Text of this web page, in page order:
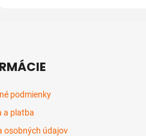
podmienky
a platba
osobných údajov